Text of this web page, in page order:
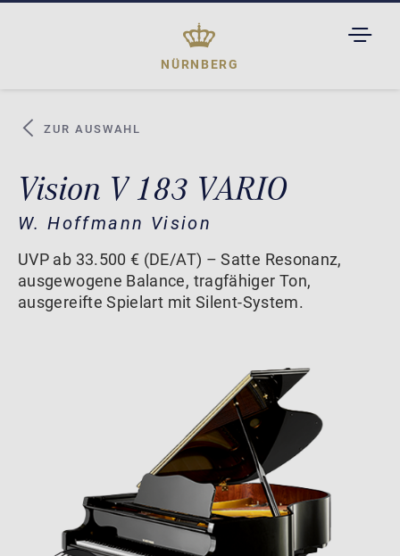
NÜRNBERG
ZUR AUSWAHL
Vision V 183 VARIO
W. Hoffmann Vision
UVP ab 33.500 € (DE/AT) – Satte Resonanz,
ausgewogene Balance, tragfähiger Ton,
ausgereifte Spielart mit Silent-System.